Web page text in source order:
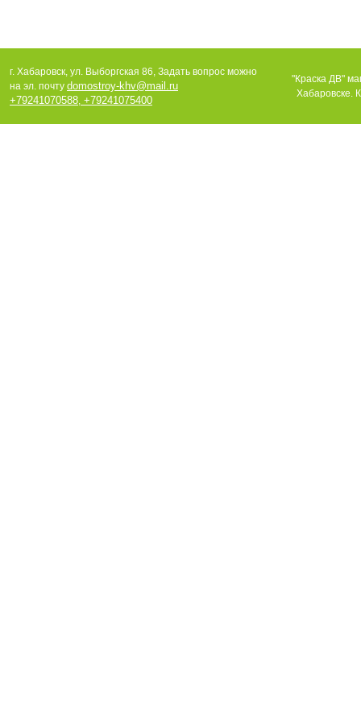
г. Хабаровск, ул. Выборгская 86, Задать вопрос можно
на эл. почту domostroy-khv@mail.ru
+79241070588, +79241075400
"Краска ДВ"
Хабаровске.